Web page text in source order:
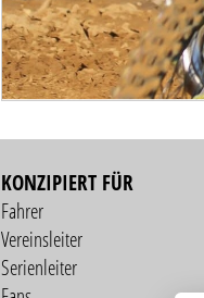
KONZIPIERT FÜR
Fahrer
Vereinsleiter
Serienleiter